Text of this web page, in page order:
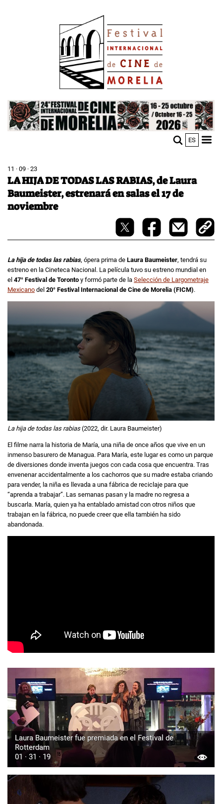
Image
ES
11 · 09 · 23
LA HIJA DE TODAS LAS RABIAS, de Laura
Baumeister, estrenará en salas el 17 de
noviembre
La hija de todas las rabias, ópera prima de Laura Baumeister, tendrá su
estreno en la Cineteca Nacional. La película tuvo su estreno mundial en
el 47° Festival de Toronto y formó parte de la Selección de Largometraje
Mexicano del 20° Festival Internacional de Cine de Morelia (FICM).
La hija de todas las rabias(2022, dir. Laura Baumeister)
El filme narra la historia de María, una niña de once años que vive en un
inmenso basurero de Managua. Para María, este lugar es como un parque
de diversiones donde inventa juegos con cada cosa que encuentra. Tras
envenenar accidentalmente a los cachorros que su madre estaba criando
para vender, la niña es llevada a una fábrica de reciclaje para que
“aprenda a trabajar”. Las semanas pasan y la madre no regresa a
buscarla. María, quien ya ha entablado amistad con otros niños que
trabajan en la fábrica, no puede creer que ella también ha sido
abandonada.
Laura Baumeister fue premiada en el Festival de
Rotterdam
01 · 31 · 19